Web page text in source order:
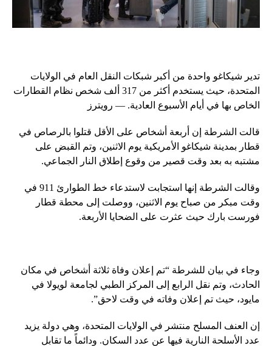
تدير شيكاغو واحدة من أكبر شبكات النقل العام في الولايات
المتحدة، حيث يستخدم أكثر من 317 ألف شخص نظام القطارات
الخاص بها في أيام الأسبوع العادية. — رويترز
قالت الشرطة إن أربعة أشخاص على الأقل قتلوا بالرصاص في
قطار بمدينة شيكاغو الأمريكية يوم الاثنين، وتم القبض على
مشتبه به بعد وقت قصير من وقوع إطلاق النار الجماعي.
وقالت الشرطة إنها استجابت لاستدعاء خط الطوارئ 911 في
وقت مبكر من صباح يوم الاثنين، ووصلت إلى محطة قطار
فورست بارك حيث عثرت على الضحايا الأربعة.
وجاء في بيان للشرطة “تم إعلان وفاة ثلاثة أشخاص في مكان
الحادث، وتم نقل الرابع إلى المركز الطبي لجامعة لويولا في
مايود، حيث تم إعلان وفاته في وقت لاحق”.
إن العنف المسلح منتشر في الولايات المتحدة، وهي دولة يزيد
عدد الأسلحة النارية فيها عن عدد السكان. ودائماً ما تقابل